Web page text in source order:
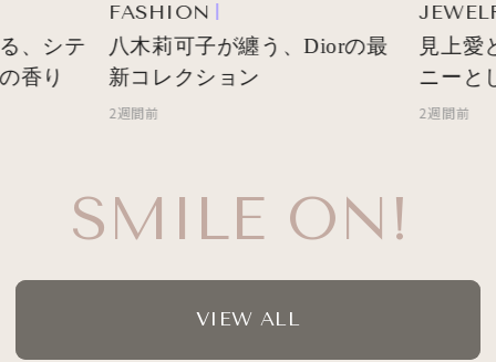
SMILE ON!
シテ
香り
FASHION
八木莉可子が纏う、Diorの最
新コレクション
2週間前
見上愛
ニーと
2週間前
VIEW ALL